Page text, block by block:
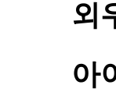
외
아